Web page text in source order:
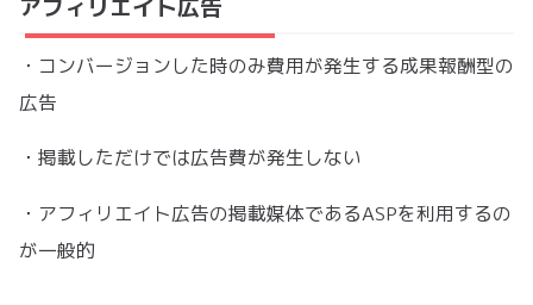
アフィリエイト広告
・コンバージョンした時のみ費用が発生する成果報酬型の
広告
・掲載しただけでは広告費が発生しない
・アフィリエイト広告の掲載媒体であるASPを利用するの
が一般的